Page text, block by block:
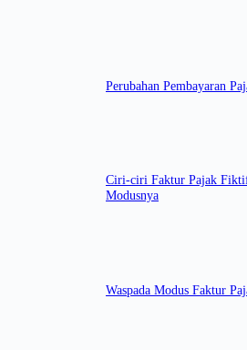
Perubahan Pembayaran
Ciri-ciri Faktur Pajak
Modusnya
Waspada Modus Faktur